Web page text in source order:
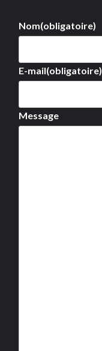
Nom(obligatoire)
E-mail(obligatoire)
Message